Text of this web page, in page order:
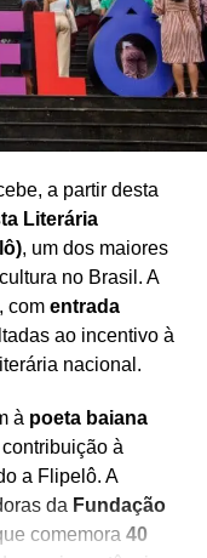
a partir desta
Literária
, um dos maiores
no Brasil. A
com entrada
ao incentivo à
nacional.
à poeta baiana
à
a Flipelô. A
da Fundação
comemora 40